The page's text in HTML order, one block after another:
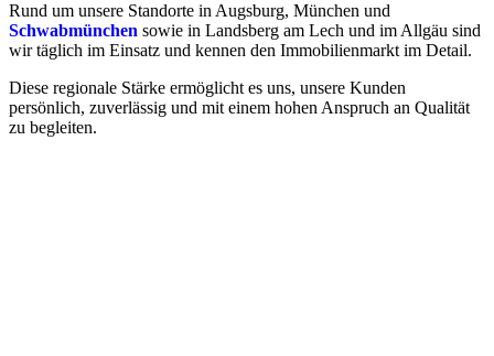
Rund um unsere Standorte in Augsburg, München und
Schwabmünchen sowie in Landsberg am Lech und im Allgäu sind
wir täglich im Einsatz und kennen den Immobilienmarkt im Detail.
Diese regionale Stärke ermöglicht es uns, unsere Kunden
persönlich, zuverlässig und mit einem hohen Anspruch an Qualität
zu begleiten.